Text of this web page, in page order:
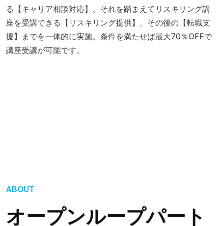
る【キャリア相談対応】、それを踏まえてリスキリング講
座を受講できる【リスキリング提供】、その後の【転職支
援】までを一体的に実施。条件を満たせば最大70％OFFで
講座受講が可能です。
ABOUT
オープンループパート